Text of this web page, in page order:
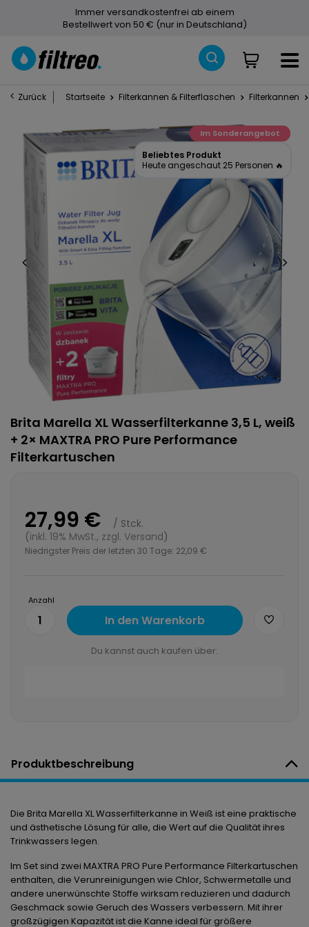
Immer versandkostenfrei ab einem
Bestellwert von 50 € (nur in Deutschland)
Zurück Startseite Filterkannen & Filterflaschen Filterkannen
Im Sonderangebot
Beliebtes Produkt
Heute angeschaut 25 Personen 🔥
Brita Marella XL Wasserfilterkanne 3,5 L, weiß
+ 2× MAXTRA PRO Pure Performance
Filterkartuschen
27,99 € / Stck.
(inkl. 19% MwSt., zzgl. Versand)
Niedrigster Preis der letzten 30 Tage: 22,09 €
Anzahl
1 In den Warenkorb
Du kannst auch kaufen über:
Produktbeschreibung
Die Brita Marella XL Wasserfilterkanne in Weiß ist eine praktische
und ästhetische Lösung für alle, die Wert auf die Qualität ihres
Trinkwassers legen.
Im Set sind zwei MAXTRA PRO Pure Performance Filterkartuschen
enthalten, die Verunreinigungen wie Chlor, Schwermetalle und
andere unerwünschte Stoffe wirksam reduzieren und dadurch
Geschmack sowie Geruch des Wassers verbessern. Mit ihrer
großzügigen Kapazität ist die Kanne ideal für größere